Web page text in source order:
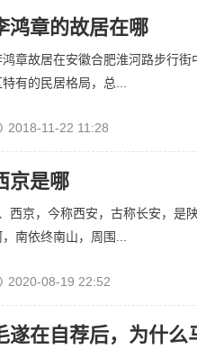
鸿章的故居在哪
鸿章故居在安徽合肥淮河路步行
特有的民居格局，总...
2018-11-22 11:28
京是哪
西京，今称西安，古称长安，是
南依终南山，周围...
2020-08-19 22:52
遂在自荐后，为什么